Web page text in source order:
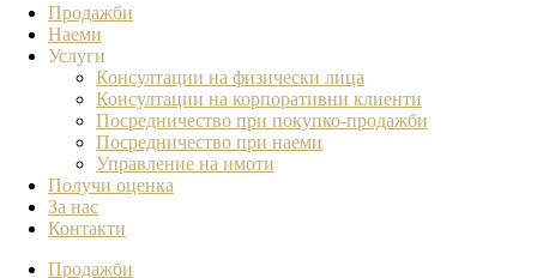
Продажби
Наеми
Услуги
Консултации на физически лица
Консултации на корпоративни клиенти
Посредничество при покупко-продажби
Посредничество при наеми
Управление на имоти
Получи оценка
За нас
Контакти
Продажби